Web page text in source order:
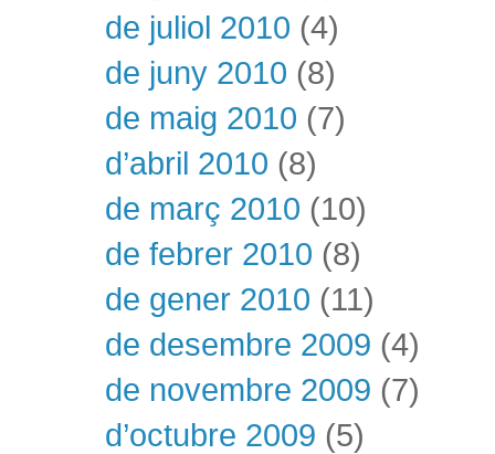
de juliol 2010 (4)
de juny 2010 (8)
de maig 2010 (7)
d’abril 2010 (8)
de març 2010 (10)
de febrer 2010 (8)
de gener 2010 (11)
de desembre 2009 (4)
de novembre 2009 (7)
d’octubre 2009 (5)